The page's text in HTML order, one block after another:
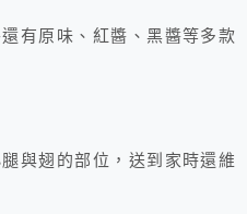
有原味、紅醬、黑醬等多款
與翅的部位，送到家時還維